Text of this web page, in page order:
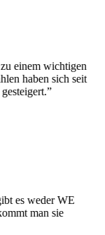
einem wichtigen
haben sich seit
”
es weder WE
man sie